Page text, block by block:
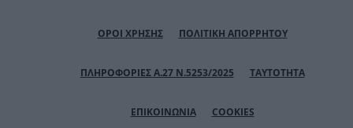
ΟΡΟΙ ΧΡΗΣΗΣ ΠΟΛΙΤΙΚΗ ΑΠΟΡΡΗΤΟΥ
ΠΛΗΡΟΦΟΡΙΕΣ Α.27 Ν.5253/2025 ΤΑΥΤΟΤΗΤΑ
ΕΠΙΚΟΙΝΩΝΙΑ COOKIES